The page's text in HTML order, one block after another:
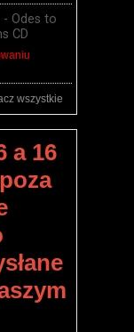
- Odes to
CD
wszystkie
a 16